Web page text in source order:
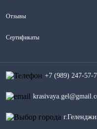
Отзывы
Сертификаты
+7 (989) 247-57-